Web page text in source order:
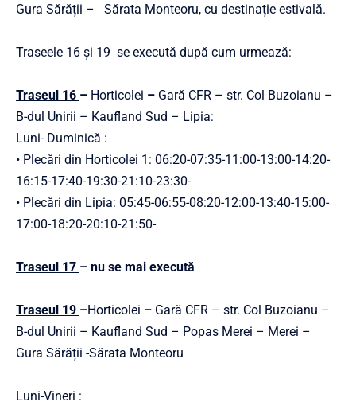
Gura Sărății – Sărata Monteoru, cu destinație estivală.
Traseele 16 și 19 se execută după cum urmează:
Traseul 16 – Horticolei – Gară CFR – str. Col Buzoianu –
B-dul Unirii – Kaufland Sud – Lipia:
Luni- Duminică :
• Plecări din Horticolei 1: 06:20-07:35-11:00-13:00-14:20-
16:15-17:40-19:30-21:10-23:30-
• Plecări din Lipia: 05:45-06:55-08:20-12:00-13:40-15:00-
17:00-18:20-20:10-21:50-
Traseul 17 – nu se mai execută
Traseul 19 –Horticolei – Gară CFR – str. Col Buzoianu –
B-dul Unirii – Kaufland Sud – Popas Merei – Merei –
Gura Sărății -Sărata Monteoru
Luni-Vineri :